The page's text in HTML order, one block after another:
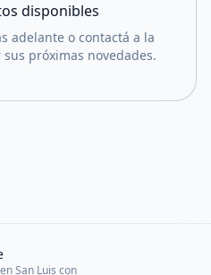
disponibles
adelante o contactá a la
próximas novedades.
San Luis con